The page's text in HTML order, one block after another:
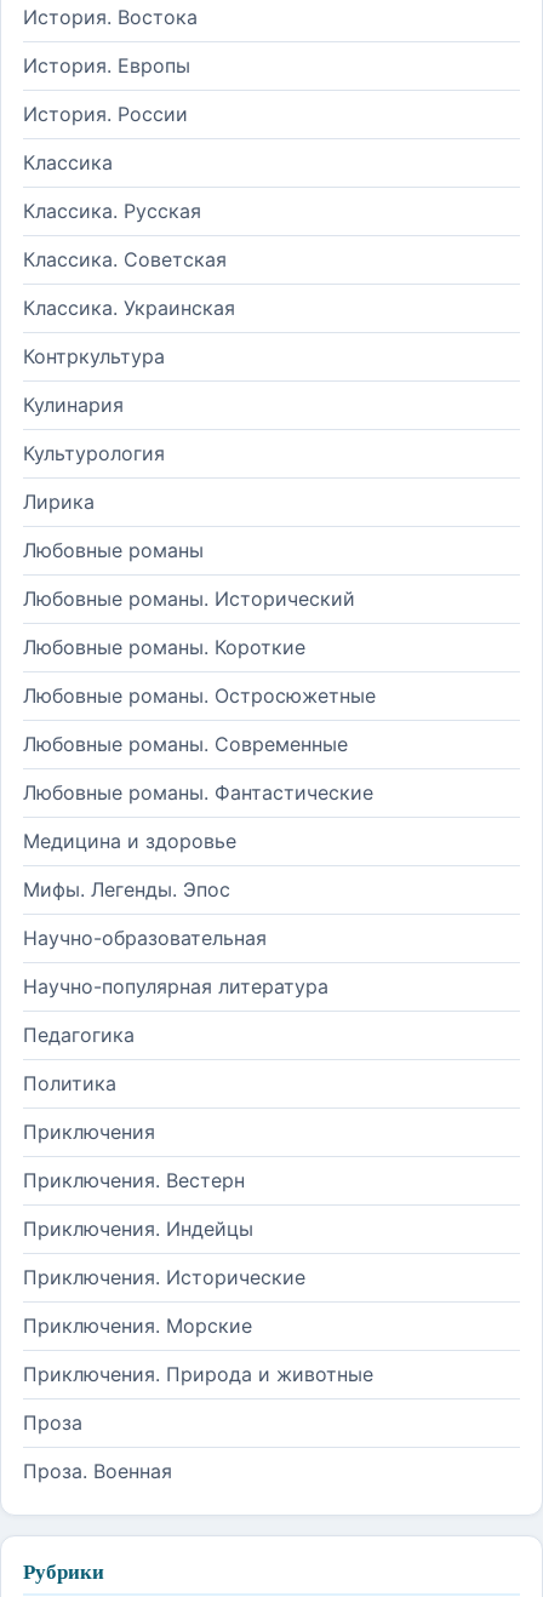
История. Востока
История. Европы
История. России
Классика
Классика. Русская
Классика. Советская
Классика. Украинская
Контркультура
Кулинария
Культурология
Лирика
Любовные романы
Любовные романы. Исторический
Любовные романы. Короткие
Любовные романы. Остросюжетные
Любовные романы. Современные
Любовные романы. Фантастические
Медицина и здоровье
Мифы. Легенды. Эпос
Научно-образовательная
Научно-популярная литература
Педагогика
Политика
Приключения
Приключения. Вестерн
Приключения. Индейцы
Приключения. Исторические
Приключения. Морские
Приключения. Природа и животные
Проза
Проза. Военная
Рубрики